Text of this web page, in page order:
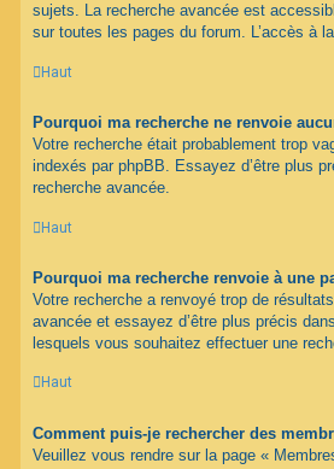
sujets. La recherche avancée est
sur toutes les pages du forum. L’accès à
Haut
Pourquoi ma recherche ne renvoie
Votre recherche était probablement trop
indexés par phpBB. Essayez d’être plus
recherche avancée.
Haut
Pourquoi ma recherche renvoie à une
Votre recherche a renvoyé trop de
avancée et essayez d’être plus précis
lesquels vous souhaitez effectuer une
Haut
Comment puis-je rechercher des
Veuillez vous rendre sur la page «